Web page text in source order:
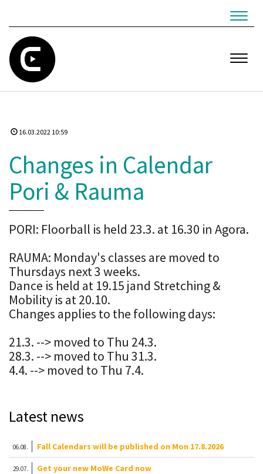
16.03.2022 10:59
Changes in Calendar
Pori & Rauma
PORI: Floorball is held 23.3. at 16.30 in Agora.
RAUMA: Monday's classes are moved to
Thursdays next 3 weeks.
​​​​​​​Dance is held at 19.15 jand Stretching &
Mobility is at 20.10.
Changes applies to the following days:
21.3. --> moved to Thu 24.3.
28.3. --> moved to Thu 31.3.
4.4. --> moved to Thu 7.4.
Latest news
06.08. Fall Calendars will be published on Mon 17.8.2026
29.07. Get your new MoWe Card now